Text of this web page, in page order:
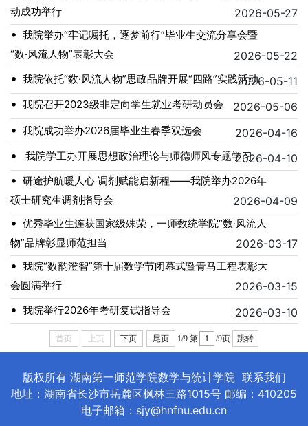
动成功举行
2026-05-27
• 我院举办“牢记嘱托，逐梦前行”毕业生交流分享会暨
“数·风流人物”表彰大会
2026-05-22
• 我院依托“数·风流人物”思政品牌开展“四路”实践活动2026-05-11
• 我院召开2023级非定向学生就业考研动员会 2026-05-06
• 我院成功举办2026届毕业生春季双选会 2026-04-16
• 我院学工办开展思想政治理论与师德师风专题学习2026-04-10
• 研途护航暖人心 调剂赋能启新程——我院举办2026年
硕士研究生调剂指导会
2026-04-09
• 优秀毕业生连获国家级殊荣，一师数统学院“数·风流人
物”品牌彰显师范担当
2026-03-17
• 我院“数韵澄智”第十届数学节闭幕式暨青马工程表彰大
会圆满举行
2026-03-15
• 我院举行2026年考研复试指导会 2026-03-10
首页 上页 下页 尾页 1/9 第 /9页 跳转
版权所有 湖南第一师范学院数学与统计学院 联系我们
地址：湖南省长沙市岳麓区枫林三路1015号 邮编：410205
电子邮箱：sjy@hnfnu.edu.cn